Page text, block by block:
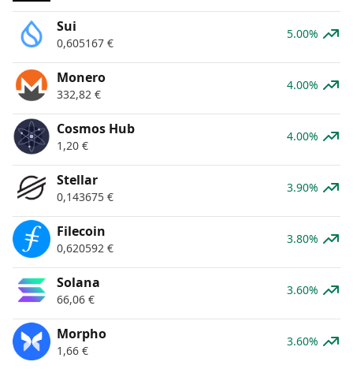
Sui
0,605167 €
5.00%
Monero
332,82 €
4.00%
Cosmos Hub
1,20 €
4.00%
Stellar
0,143675 €
3.90%
Filecoin
0,620592 €
3.80%
Solana
66,06 €
3.60%
Morpho
1,66 €
3.60%